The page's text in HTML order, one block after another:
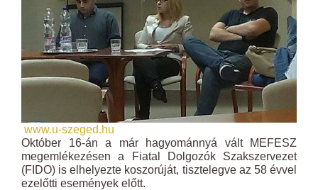
www.u-szeged.hu
Október 16-án a már hagyománnyá vált MEFESZ
megemlékezésen a Fiatal Dolgozók Szakszervezet
(FIDO) is elhelyezte koszorúját, tisztelegve az 58 évvel
ezelőtti események előtt.